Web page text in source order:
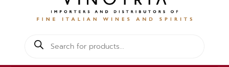
Products
search